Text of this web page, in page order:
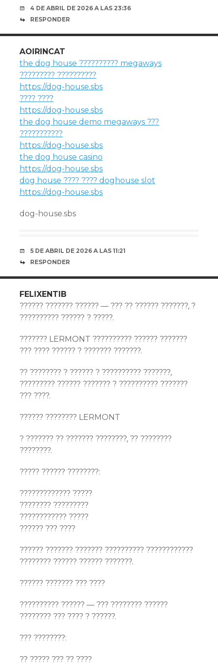
4 DE ABRIL DE 2026 A LAS 23:36
RESPONDER
AOIRINCAT
the dog house ?????????? megaways
????????? ??????????
https://dog-house.sbs
???? ????
https://dog-house.sbs
the dog house demo megaways ???
???????????
https://dog-house.sbs
the dog house casino
https://dog-house.sbs
dog house ???? ???? doghouse slot
https://dog-house.sbs
dog-house.sbs
5 DE ABRIL DE 2026 A LAS 11:21
RESPONDER
FELIXENTIB
?????? ??????? ?????? — ??? ?? ?????? ???????, ?
?????????? ?????? ? ?????.
??????? LERMONT ?????????? ?????? ???????
??? ???? ?????? ? ??????? ???????.
?? ???????? ? ?????? ? ?????????? ???????,
????????? ?????? ??????? ? ?????????? ???????
??? ????.
?????? ???????? LERMONT
? ??????? ?? ??????? ????????, ?? ????????
????????.
????? ?????? ????????:
????????????? ?????
???????? ?????????
???????????? ?????
?????? ??? ????
?????? ??????? ??????? ?????????? ????????????
???????? ?????? ?????? ???????.
?????? ??????? ??? ????
?????????? ?????? — ??? ???????? ??????
???????? ??? ???? ? ??????.
??? ????????:
?? ????? ??? ?? ????